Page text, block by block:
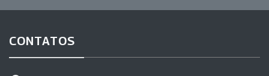
CONTATOS